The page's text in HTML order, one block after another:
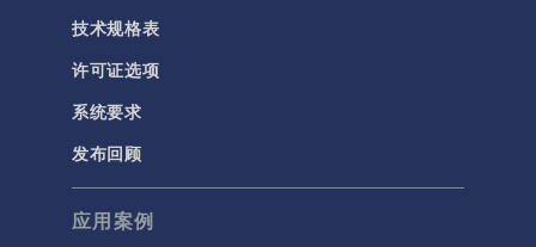
电磁学
RF 与微波工程
低频电磁学
半导体器件
带电粒子追踪
技术规格表
许可证选项
系统要求
发布回顾
应用案例